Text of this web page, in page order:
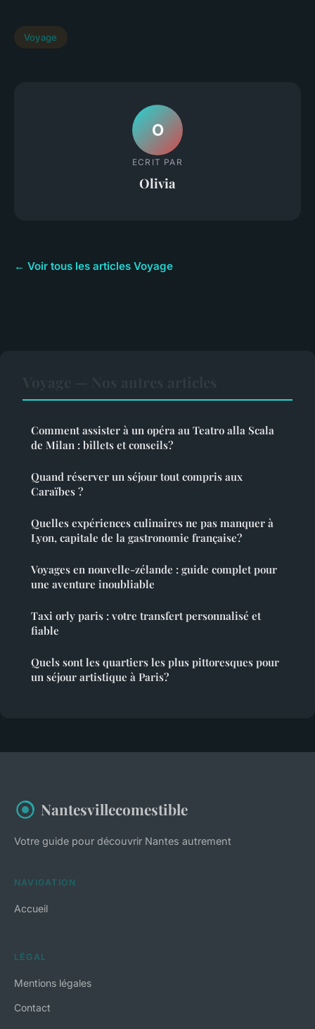
Voyage
O
ECRIT PAR
Olivia
← Voir tous les articles Voyage
Comment assister à un opéra au Teatro alla Scala
de Milan : billets et conseils?
Quand réserver un séjour tout compris aux
Caraïbes ?
Quelles expériences culinaires ne pas manquer à
Lyon, capitale de la gastronomie française?
Voyages en nouvelle-zélande : guide complet pour
une aventure inoubliable
Taxi orly paris : votre transfert personnalisé et
fiable
Quels sont les quartiers les plus pittoresques pour
un séjour artistique à Paris?
Nantesvillecomestible
Votre guide pour découvrir Nantes autrement
NAVIGATION
Accueil
LÉGAL
Mentions légales
Contact